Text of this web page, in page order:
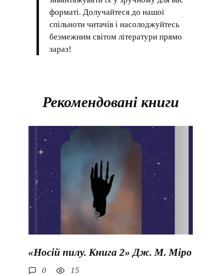
форматі. Долучайтеся до нашої
спільноти читачів і насолоджуйтесь
безмежним світом літератури прямо
зараз!
Рекомендовані книги
«Носій пилу. Книга 2» Дж. М. Міро
0 15